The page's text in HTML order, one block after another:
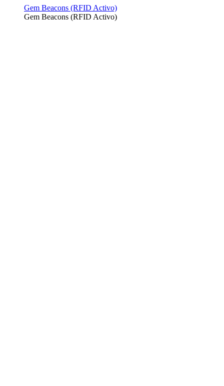
Gem Beacons (RFID Activo)
Gem Beacons (RFID Activo)